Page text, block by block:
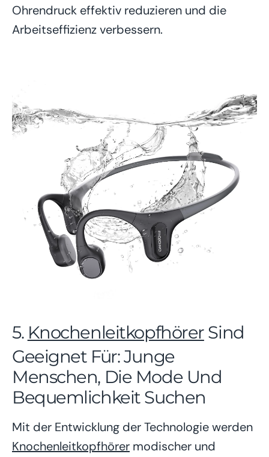
Ohrendruck effektiv reduzieren und die
Arbeitseffizienz verbessern.
5. KnochenleitkopfhörerSind
Geeignet Für: Junge
Menschen, Die Mode Und
Bequemlichkeit Suchen
Mit der Entwicklung der Technologie werden
Knochenleitkopfhörer modischer und